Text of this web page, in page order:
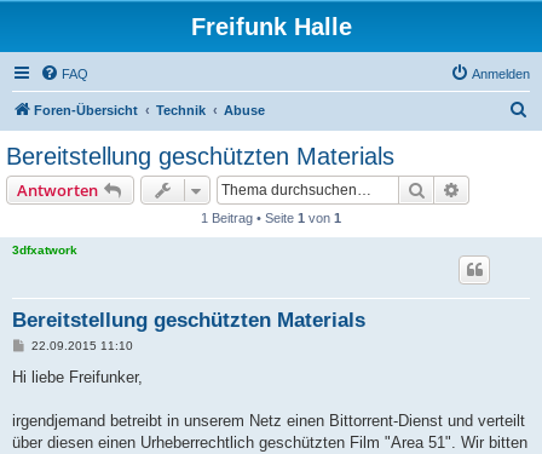
Freifunk Halle
FAQ Anmelden
Foren-Übersicht Technik Abuse
Bereitstellung geschützten Materials
Antworten Suche
1 Beitrag • Seite 1 von 1
3dfxatwork
Bereitstellung geschützten Materials
B
a
g
22.09.2015 11:10
Hi liebe Freifunker,
irgendjemand betreibt in unserem Netz einen Bittorrent-Dienst und verteilt
über diesen einen Urheberrechtlich geschützten Film "Area 51". Wir bitten